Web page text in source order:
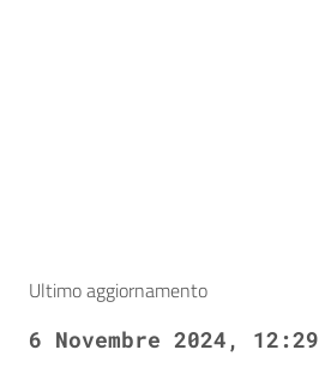
Ultimo aggiornamento
6 Novembre 2024, 12:29